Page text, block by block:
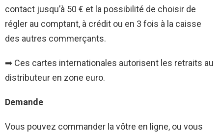
contact jusqu’à 50 € et la possibilité de choisir de
régler au comptant, à crédit ou en 3 fois à la caisse
des autres commerçants.
➡ Ces cartes internationales autorisent les retraits au
distributeur en zone euro.
Demande
Vous pouvez commander la vôtre en ligne, ou vous